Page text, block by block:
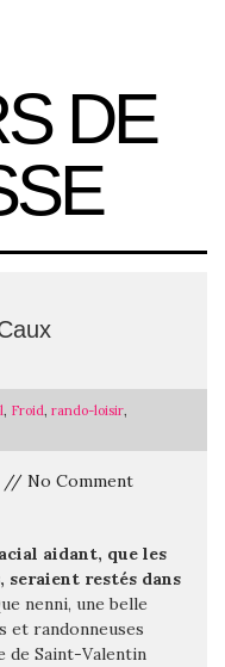
, Froid, rando-loisir,
// No Comment
aidant, que les
, seraient restés dans
nenni, une belle
et randonneuses
de Saint-Valentin